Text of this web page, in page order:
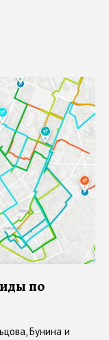
по
Бунина и